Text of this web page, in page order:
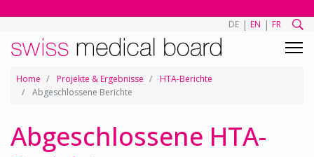
DE | EN | FR
Home Projekte & Ergebnisse
HTA-Berichte
Abgeschlossene Berichte
Abgeschlossene HTA-